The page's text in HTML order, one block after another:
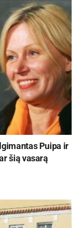
- +
Puipa ir
šią vasarą